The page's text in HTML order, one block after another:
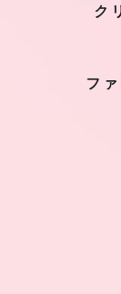
ク
フ